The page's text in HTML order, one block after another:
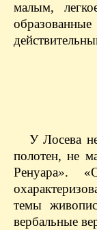
малым,
У Лосева
полотен, не
Ренуара».
темы
вербальные